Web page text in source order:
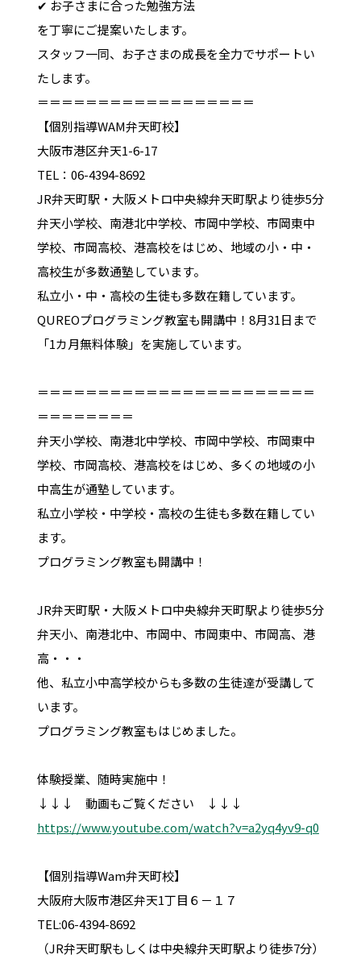
✔ お子さまに合った勉強方法
を丁寧にご提案いたします。
スタッフ一同、お子さまの成長を全力でサポートい
たします。
＝＝＝＝＝＝＝＝＝＝＝＝＝＝＝＝＝＝
【個別指導WAM弁天町校】
大阪市港区弁天1-6-17
TEL：06-4394-8692
JR弁天町駅・大阪メトロ中央線弁天町駅より徒歩5分
弁天小学校、南港北中学校、市岡中学校、市岡東中
学校、市岡高校、港高校をはじめ、地域の小・中・
高校生が多数通塾しています。
私立小・中・高校の生徒も多数在籍しています。
QUREOプログラミング教室も開講中！8月31日まで
「1カ月無料体験」を実施しています。
＝＝＝＝＝＝＝＝＝＝＝＝＝＝＝＝＝＝＝＝＝＝＝
＝＝＝＝＝＝＝＝
弁天小学校、南港北中学校、市岡中学校、市岡東中
学校、市岡高校、港高校をはじめ、多くの地域の小
中高生が通塾しています。
私立小学校・中学校・高校の生徒も多数在籍してい
ます。
プログラミング教室も開講中！
JR弁天町駅・大阪メトロ中央線弁天町駅より徒歩5分
弁天小、南港北中、市岡中、市岡東中、市岡高、港
高・・・
他、私立小中高学校からも多数の生徒達が受講して
います。
プログラミング教室もはじめました。
体験授業、随時実施中！
↓↓↓ 動画もご覧ください ↓↓↓
https://www.youtube.com/watch?v=a2yq4yv9-q0
【個別指導Wam弁天町校】
大阪府大阪市港区弁天1丁目６－１７
TEL:06-4394-8692
（JR弁天町駅もしくは中央線弁天町駅より徒歩7分）